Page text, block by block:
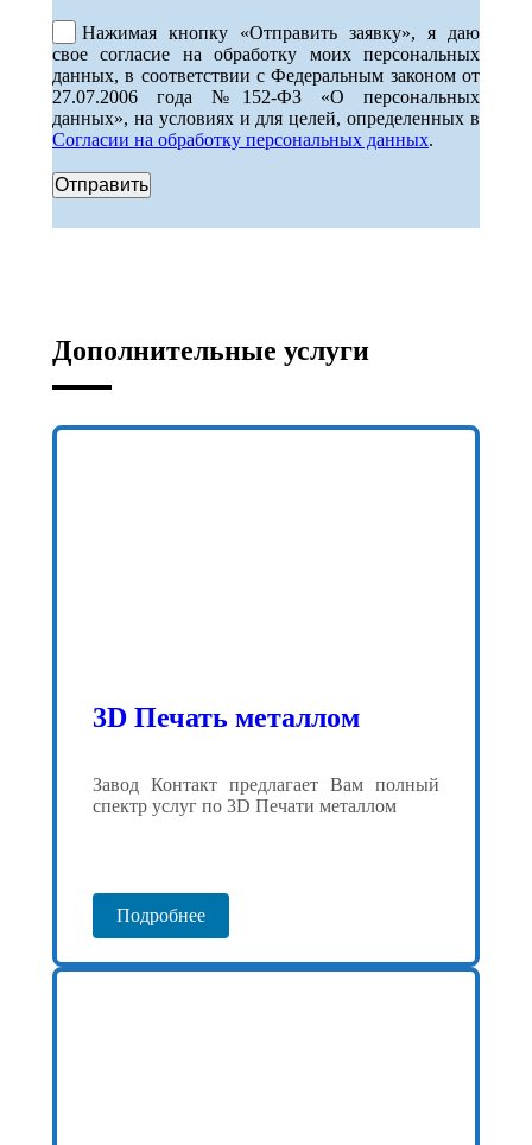
Нажимая кнопку «Отправить заявку», я даю
свое согласие на обработку моих персональных
данных, в соответствии с Федеральным законом от
27.07.2006 года №152-ФЗ «О персональных
данных», на условиях и для целей, определенных в
Согласии на обработку персональных данных.
Дополнительные услуги
3D Печать металлом
Завод Контакт предлагает Вам полный
спектр услуг по 3D Печати металлом
Подробнее